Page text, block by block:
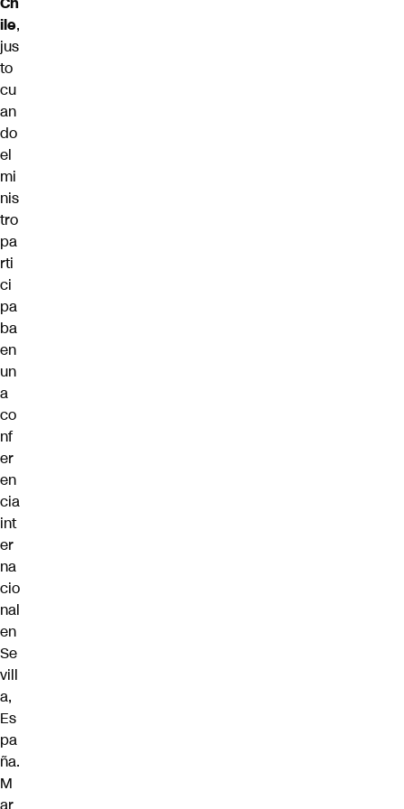
ile,
jus
to
cu
an
do
el
mi
nis
tro
pa
rti
ci
pa
ba
en
un
a
co
nf
er
en
cia
int
er
na
cio
nal
en
Se
vill
a,
Es
pa
ña.
M